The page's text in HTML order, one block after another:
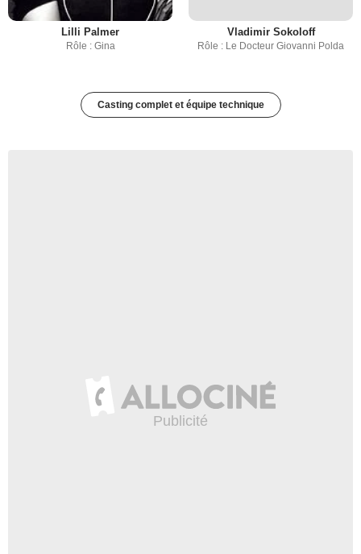
Lilli Palmer
Rôle : Gina
Vladimir Sokoloff
Rôle : Le Docteur Giovanni Polda
Casting complet et équipe technique